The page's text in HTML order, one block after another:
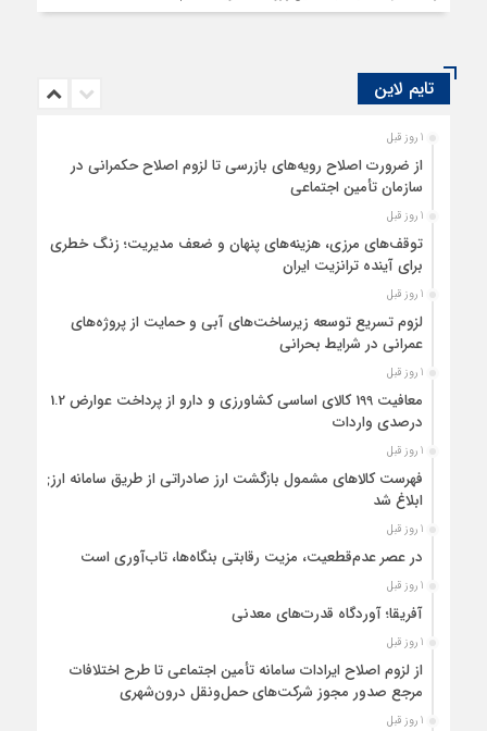
تایم لاین
1 روز قبل
از ضرورت اصلاح رویه‌های بازرسی تا لزوم اصلاح حکمرانی در
سازمان تأمین اجتماعی
1 روز قبل
توقف‌های مرزی، هزینه‌های پنهان و ضعف مدیریت؛ زنگ خطری
برای آینده ترانزیت ایران
1 روز قبل
لزوم تسریع توسعه زیرساخت‌های آبی و حمایت از پروژه‌های
عمرانی در شرایط بحرانی
1 روز قبل
معافیت 199 کالای اساسی کشاورزی و دارو از پرداخت عوارض 1.2
درصدی واردات
1 روز قبل
فهرست کالاهای مشمول بازگشت ارز صادراتی از طریق سامانه ارزی
ابلاغ شد
1 روز قبل
در عصر عدم‌قطعیت، مزیت رقابتی بنگاه‌ها، تاب‌آوری است
1 روز قبل
آفریقا؛ آوردگاه قدرت‌های معدنی
1 روز قبل
از لزوم اصلاح ایرادات سامانه تأمین اجتماعی تا طرح اختلافات
مرجع صدور مجوز شرکت‌های حمل‌ونقل درون‌شهری
1 روز قبل